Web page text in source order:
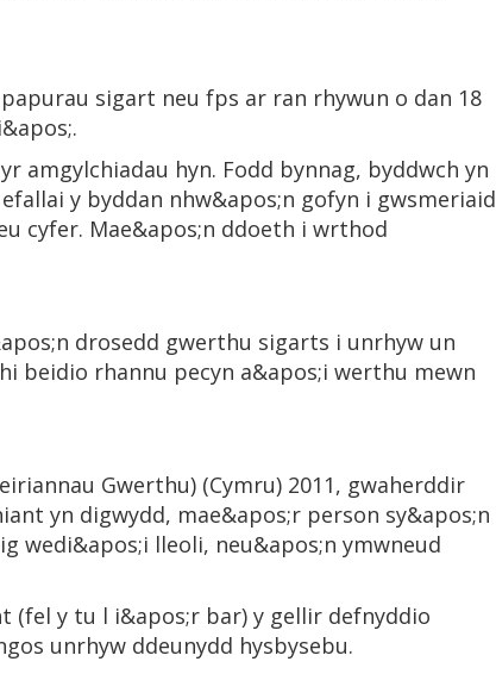
sigart neu fps ar ran rhywun o dan 18
amgylchiadau hyn. Fodd bynnag, byddwch yn
y byddan nhw&apos;n gofyn i gwsmeriaid
cyfer. Mae&apos;n ddoeth i wrthod
drosedd gwerthu sigarts i unrhyw un
beidio rhannu pecyn a&apos;i werthu mewn
Gwerthu) (Cymru) 2011, gwaherddir
yn digwydd, mae&apos;r person sy&apos;n
wedi&apos;i lleoli, neu&apos;n ymwneud
(fel y tu l i&apos;r bar) y gellir defnyddio
unrhyw ddeunydd hysbysebu.